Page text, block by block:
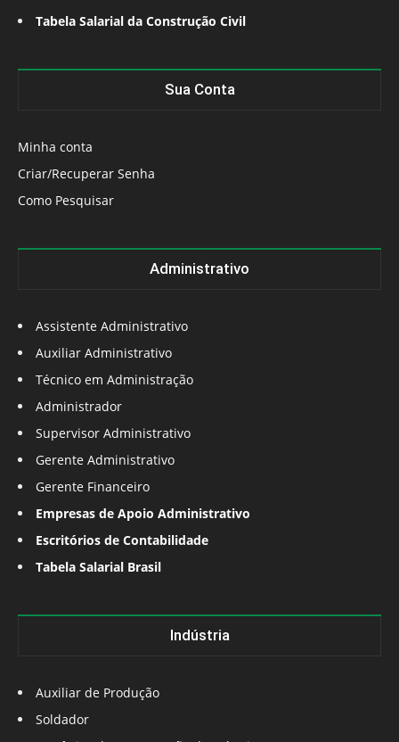
Tabela Salarial da Construção Civil
Sua Conta
Minha conta
Criar/Recuperar Senha
Como Pesquisar
Administrativo
Assistente Administrativo
Auxiliar Administrativo
Técnico em Administração
Administrador
Supervisor Administrativo
Gerente Administrativo
Gerente Financeiro
Empresas de Apoio Administrativo
Escritórios de Contabilidade
Tabela Salarial Brasil
Indústria
Auxiliar de Produção
Soldador